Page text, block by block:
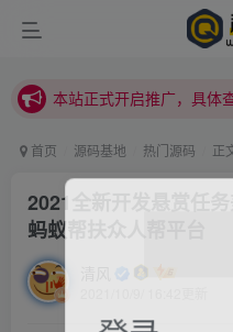
本站正式开启推广，具体
本站正式开启推广，具体
首页 源码基地 热门源码 正
2021全新开发悬赏任
蚂蚁帮扶众人帮平台